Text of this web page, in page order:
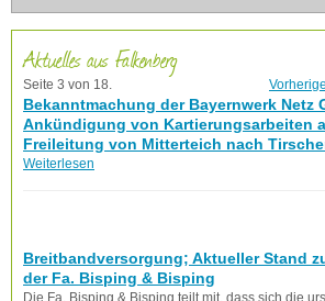
Aktuelles aus Falkenberg
Seite 3 von 18. Vorherige
Bekanntmachung der Bayernwerk Netz
Ankündigung von Kartierungsarbeiten
Freileitung von Mitterteich nach
Weiterlesen
Breitbandversorgung; Aktueller Stand
der Fa. Bisping & Bisping
Die Fa. Bisping & Bisping teilt mit, dass sich die